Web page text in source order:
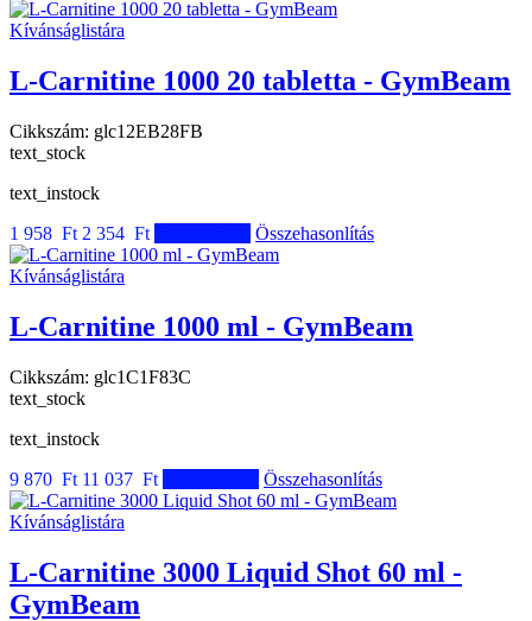
Kívánságlistára
L-Carnitine 1000 20 tabletta - GymBeam
Cikkszám: glc12EB28FB
text_stock
text_instock
1 958 Ft 2 354 Ft Összehasonlítás
Kívánságlistára
L-Carnitine 1000 ml - GymBeam
Cikkszám: glc1C1F83C
text_stock
text_instock
9 870 Ft 11 037 Ft Összehasonlítás
Kívánságlistára
L-Carnitine 3000 Liquid Shot 60 ml -
GymBeam